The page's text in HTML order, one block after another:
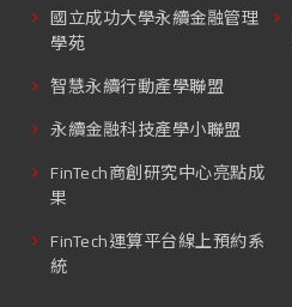
國立成功大學永續金融管理
學苑
智慧永續行動產學聯盟
永續金融科技產學小聯盟
FinTech商創研究中心亮點成
果
FinTech運算平台線上預約系
統